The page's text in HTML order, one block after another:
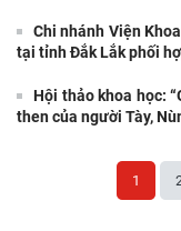
Chi nhánh Viện
tại tỉnh Đắk Lắk phối
Hội thảo khoa học:
then của người Tày,
1